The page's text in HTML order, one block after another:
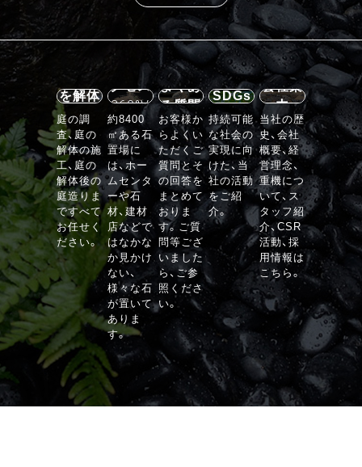
石の庭
を解体
する
庭の調
査、庭の
解体の施
工、庭の
解体後の
庭造りま
ですべて
お任せく
ださい。
内・ア
クセス
360°V
R
VIEW
約8400
㎡ある石
置場に
は、ホー
ムセンタ
ーや石
材、建材
店などで
はなかな
か見かけ
ない、
様々な石
が置いて
ありま
す。
よくあ
る質問
お客様か
らよくい
ただくご
質問とそ
の回答を
まとめて
おりま
す。ご質
問等ござ
いました
ら、ご参
照くださ
い。
SDGs
持続可能
な社会の
実現に向
けた、当
社の活動
をご紹
介。
会社案
内
当社の歴
史、会社
概要、経
営理念、
重機につ
いて、ス
タッフ紹
介、CSR
活動、採
用情報は
こちら。